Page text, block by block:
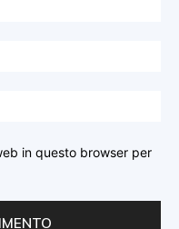
in questo browser per